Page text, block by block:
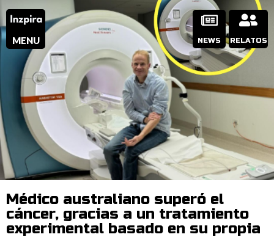
MENU NEWS RELATOS
Médico australiano superó el
cáncer, gracias a un tratamiento
experimental basado en su propia